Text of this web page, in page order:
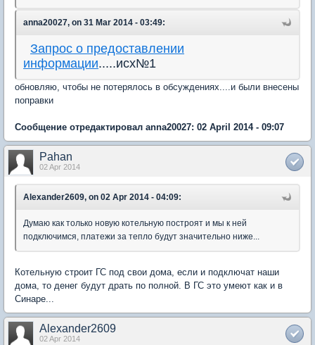
anna20027, on 31 Mar 2014 - 03:49:
Запрос о предоставлении
информации.....исх№1
обновляю, чтобы не потерялось в обсуждениях....и были внесены
поправки
Сообщение отредактировал anna20027: 02 April 2014 - 09:07
Pahan
02 Apr 2014
Alexander2609, on 02 Apr 2014 - 04:09:
Думаю как только новую котельную построят и мы к ней
подключимся, платежи за тепло будут значительно ниже...
Котельную строит ГС под свои дома, если и подключат наши
дома, то денег будут драть по полной. В ГС это умеют как и в
Синаре...
Alexander2609
02 Apr 2014